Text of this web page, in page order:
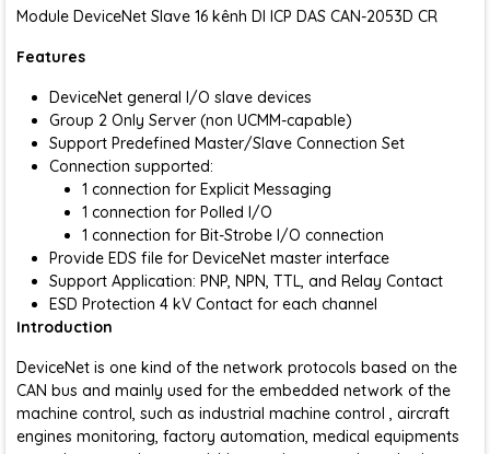
Module DeviceNet Slave 16 kênh DI ICP DAS CAN-2053D CR
Features
DeviceNet general I/O slave devices
Group 2 Only Server (non UCMM-capable)
Support Predefined Master/Slave Connection Set
Connection supported:
1 connection for Explicit Messaging
1 connection for Polled I/O
1 connection for Bit-Strobe I/O connection
Provide EDS file for DeviceNet master interface
Support Application: PNP, NPN, TTL, and Relay Contact
ESD Protection 4 kV Contact for each channel
Introduction
DeviceNet is one kind of the network protocols based on the
CAN bus and mainly used for the embedded network of the
machine control, such as industrial machine control , aircraft
engines monitoring, factory automation, medical equipments